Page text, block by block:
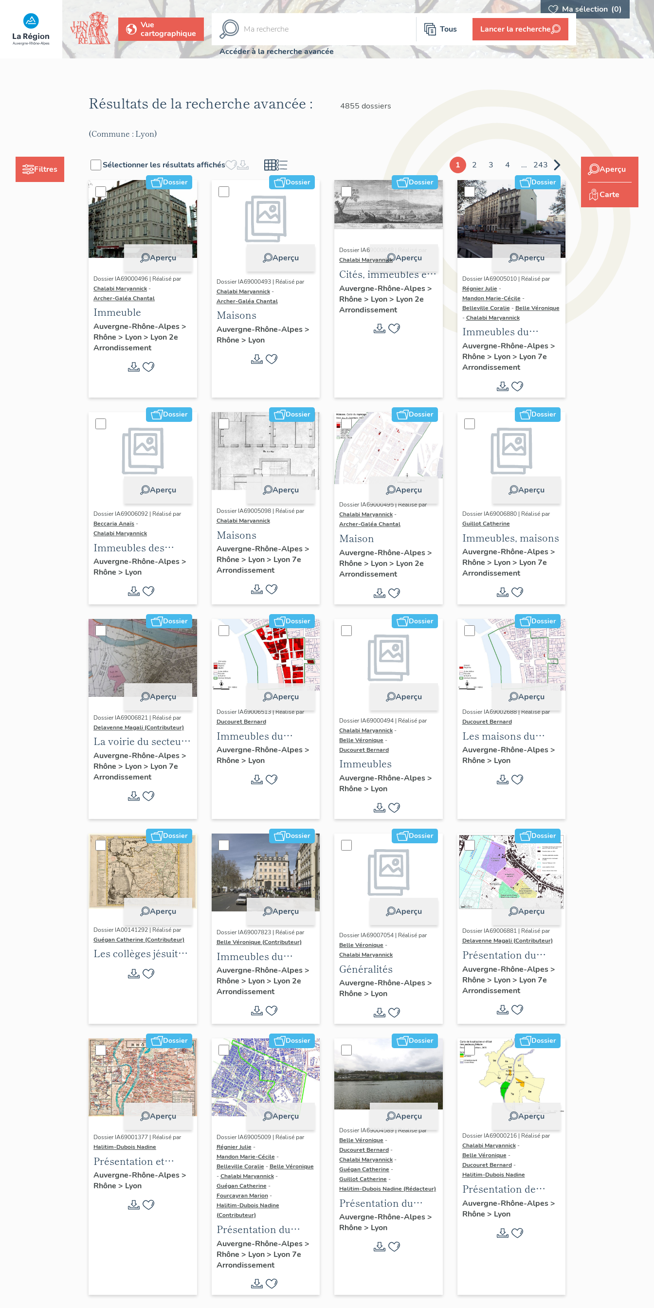
Ma sélection (0)
Vue
cartographique
Tous Lancer la recherche
Accéder à la recherche avancée
Filtres
Résultats de la recherche avancée : 4855 dossiers
(Commune : Lyon)
Sélectionner les résultats affichés 1 2 3 4 ... 243
Dossier
Aperçu
Dossier IA69000496 | Réalisé par
Chalabi Maryannick -
Archer-Galéa Chantal
Immeuble
Auvergne-Rhône-Alpes>
Rhône > Lyon> Lyon 2e
Arrondissement
Dossier
Aperçu
Dossier IA69000493 | Réalisé par
Chalabi Maryannick -
Archer-Galéa Chantal
Maisons
Auvergne-Rhône-Alpes>
Rhône > Lyon
Dossier
Aperçu
Dossier IA69000848 | Réalisé par
Chalabi Maryannick
Cités, immeubles et
maisons. Ensemble
de l'habitat du
Confluent
Auvergne-Rhône-Alpes>
Rhône > Lyon> Lyon 2e
Arrondissement
Dossier
Aperçu
Dossier IA69005010 | Réalisé par
Régnier Julie -
Mandon Marie-Cécile -
Belleville Coralie - Belle Véronique
-Chalabi Maryannick
Immeubles du
secteur d'étude La
Guillotière
Auvergne-Rhône-Alpes>
Rhône > Lyon> Lyon 7e
Arrondissement
Dossier
Aperçu
Dossier IA69006092 | Réalisé par
Beccaria Anaïs -
Chalabi Maryannick
Immeubles des
Années Trente de la
rive gauche
Auvergne-Rhône-Alpes>
Rhône > Lyon
Dossier
Aperçu
Dossier IA69005098 | Réalisé par
Chalabi Maryannick
Maisons
Auvergne-Rhône-Alpes>
Rhône > Lyon> Lyon 7e
Arrondissement
Dossier
Aperçu
Dossier IA69000495 | Réalisé par
Chalabi Maryannick -
Archer-Galéa Chantal
Maison
Auvergne-Rhône-Alpes>
Rhône > Lyon> Lyon 2e
Arrondissement
Dossier
Aperçu
Dossier IA69006880 | Réalisé par
Guillot Catherine
Immeubles, maisons
Auvergne-Rhône-Alpes>
Rhône > Lyon> Lyon 7e
Arrondissement
Dossier
Aperçu
Dossier IA69006821 | Réalisé par
Delavenne Magali (Contributeur)
La voirie du secteur
d'étude "Saint-
André" (Lyon 7e)
Auvergne-Rhône-Alpes>
Rhône > Lyon> Lyon 7e
Arrondissement
Dossier
Aperçu
Dossier IA69006513 | Réalisé par
Ducouret Bernard
Immeubles du
quartier Saint-Nizier
Auvergne-Rhône-Alpes>
Rhône > Lyon
Dossier
Aperçu
Dossier IA69000494 | Réalisé par
Chalabi Maryannick -
Belle Véronique -
Ducouret Bernard
Immeubles
Auvergne-Rhône-Alpes>
Rhône > Lyon
Dossier
Aperçu
Dossier IA69002688 | Réalisé par
Ducouret Bernard
Les maisons du
quartier Saint-Nizier
Auvergne-Rhône-Alpes>
Rhône > Lyon
Dossier
Aperçu
Dossier IA00141292 | Réalisé par
Guégan Catherine (Contributeur)
Les collèges jésuites
d'Ancien Régime
(1556-1763) dans la
(DOSSIER EN
COURS)
Dossier
Aperçu
Dossier IA69007823 | Réalisé par
Belle Véronique (Contributeur)
Immeubles du
secteur des Jacobins
Auvergne-Rhône-Alpes>
Rhône > Lyon> Lyon 2e
Arrondissement
Dossier
Aperçu
Dossier IA69007054 | Réalisé par
Belle Véronique -
Chalabi Maryannick
Généralités
Auvergne-Rhône-Alpes>
Rhône > Lyon
Dossier
Aperçu
Dossier IA69006881 | Réalisé par
Delavenne Magali (Contributeur)
Présentation du
secteur d'étude
"Saint-André" (Lyon
7)
Auvergne-Rhône-Alpes>
Rhône > Lyon> Lyon 7e
Arrondissement
Dossier
Aperçu
Dossier IA69001377 | Réalisé par
Halitim-Dubois Nadine
Présentation et
synthèse du
patrimoine
industriel de la ville
Auvergne-Rhône-Alpes>
Rhône > Lyon
Dossier
Aperçu
Dossier IA69005009 | Réalisé par
Régnier Julie -
Mandon Marie-Cécile -
Belleville Coralie - Belle Véronique
-Chalabi Maryannick -
Guégan Catherine -
Fourcayran Marion -
Halitim-Dubois Nadine
(Contributeur)
Présentation du
secteur d'étude Lyon
Guillotière
Auvergne-Rhône-Alpes>
Rhône > Lyon> Lyon 7e
Arrondissement
Dossier
Aperçu
Dossier IA69004589 | Réalisé par
Belle Véronique -
Ducouret Bernard -
Chalabi Maryannick -
Guégan Catherine -
Guillot Catherine -
Halitim-Dubois Nadine (Rédacteur)
Présentation du
secteur d'étude Lyon
Auvergne-Rhône-Alpes>
Rhône > Lyon
Dossier
Aperçu
Dossier IA69000216 | Réalisé par
Chalabi Maryannick -
Belle Véronique -
Ducouret Bernard -
Halitim-Dubois Nadine
Présentation de
l'étude de la ville de
Lyon
Auvergne-Rhône-Alpes>
Rhône > Lyon
Aperçu
Carte